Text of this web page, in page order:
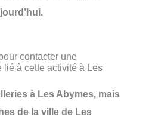
contacter une
à cette activité à Les
à Les Abymes, mais
de la ville de Les